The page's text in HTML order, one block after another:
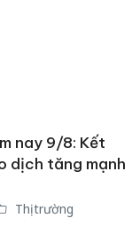
nay 9/8: Kết
dịch tăng mạnh
Thị trường